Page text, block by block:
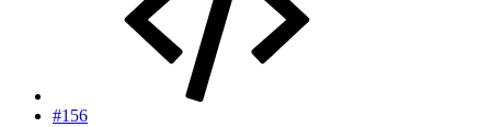
#156